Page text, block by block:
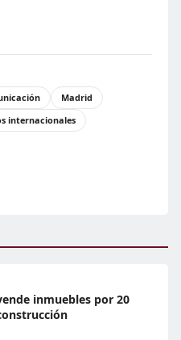
Madrid
internacionales
inmuebles por 20